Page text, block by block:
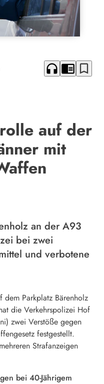
headphones chrome_reader_mode bookmark_border
auf der
mit
an der A93
bei zwei
und verbotene
dem Parkplatz Bärenholz
die Verkehrspolizei Hof
zwei Verstöße gegen
festgestellt.
Strafanzeigen
bei 40-Jährigem